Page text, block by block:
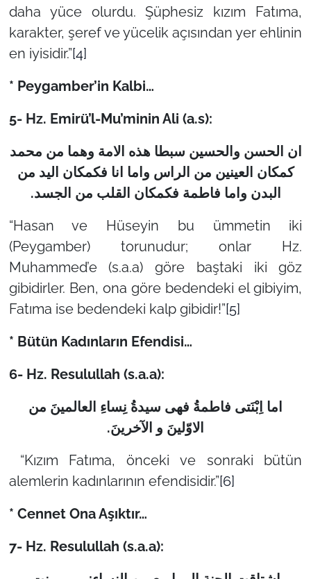
daha yüce olurdu. Şüphesiz kızım Fatıma,
karakter, şeref ve yücelik açısından yer ehlinin
en iyisidir.”[4]
* Peygamber’in Kalbi…
5- Hz. Emirü’l-Mu’minin Ali (a.s):
ان الحسن والحسین سبطا هذه الامة وهما من محمد
کمکان العینین من الراس واما انا فکمکان الید من
البدن واما فاطمة فکمکان القلب من الجسد.
“Hasan ve Hüseyin bu ümmetin iki
(Peygamber) torunudur; onlar Hz.
Muhammed’e (s.a.a) göre baştaki iki göz
gibidirler. Ben, ona göre bedendeki el gibiyim,
Fatıma ise bedendeki kalp gibidir!”[5]
* Bütün Kadınların Efendisi…
6- Hz. Resulullah (s.a.a):
اما اِبْنَتی فاطمةُ فهی سیدةُ نِساءِ العالمینَ من
الاوّلینَ‌ و الآخرینَ.
“Kızım Fatıma, önceki ve sonraki bütün
alemlerin kadınlarının efendisidir.”[6]
* Cennet Ona Aşıktır…
7- Hz. Resulullah (s.a.a):